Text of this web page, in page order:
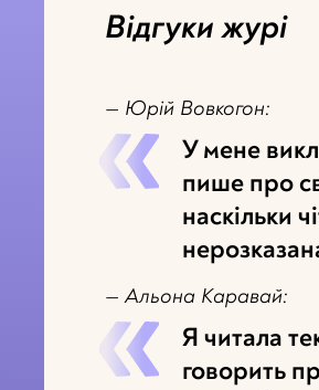
Відгуки журі
— Юрій Вовкогон:
У мене
пише про
наскільки
— Альона Каравай:
Я читала
говорить